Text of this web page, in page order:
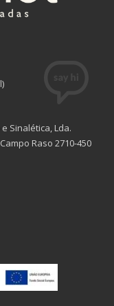
Sinalética, Lda.
Raso 2710-450